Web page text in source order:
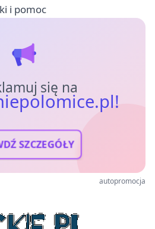
i pomoc
się na
SZCZEGÓŁY
autopromocja